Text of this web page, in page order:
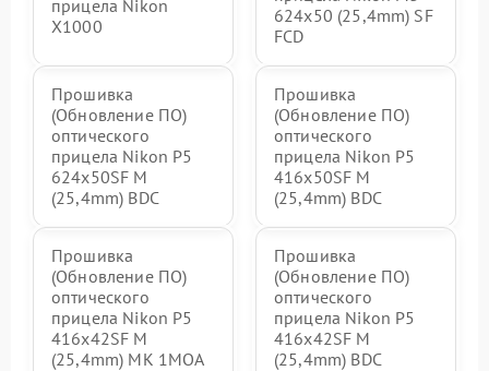
прицела Nikon
X1000
624x50 (25,4mm) SF
FCD
Прошивка
(Обновление ПО)
оптического
прицела Nikon P5
624x50SF M
(25,4mm) BDC
Прошивка
(Обновление ПО)
оптического
прицела Nikon P5
416x50SF M
(25,4mm) BDC
Прошивка
(Обновление ПО)
оптического
прицела Nikon P5
416x42SF M
(25,4mm) MK 1MOA
Прошивка
(Обновление ПО)
оптического
прицела Nikon P5
416x42SF M
(25,4mm) BDC